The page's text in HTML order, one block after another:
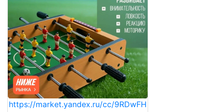
https://market.yandex.ru/cc/9RDwFH